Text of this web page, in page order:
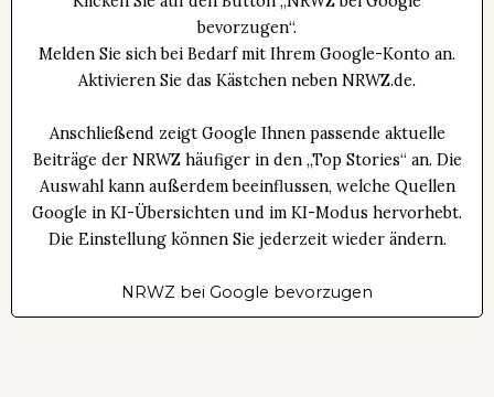
bevorzugen“.
Melden Sie sich bei Bedarf mit Ihrem Google-Konto an.
Aktivieren Sie das Kästchen neben NRWZ.de.
Anschließend zeigt Google Ihnen passende aktuelle
Beiträge der NRWZ häufiger in den „Top Stories“ an. Die
Auswahl kann außerdem beeinflussen, welche Quellen
Google in KI-Übersichten und im KI-Modus hervorhebt.
Die Einstellung können Sie jederzeit wieder ändern.
NRWZ bei Google bevorzugen